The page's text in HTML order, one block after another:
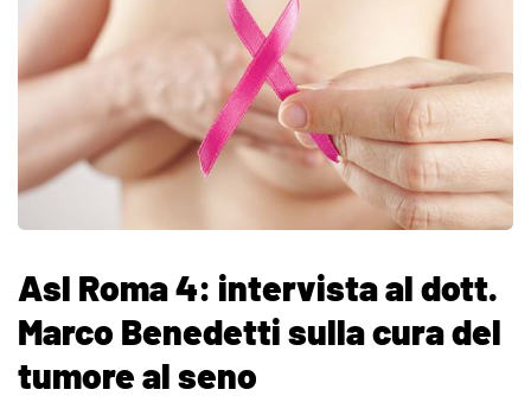
Asl Roma 4: intervista al dott.
Marco Benedetti sulla cura del
tumore al seno